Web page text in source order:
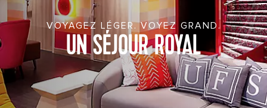
VOYAGEZ LÉGER. VOYEZ GRAND.
UN SÉJOUR ROYAL